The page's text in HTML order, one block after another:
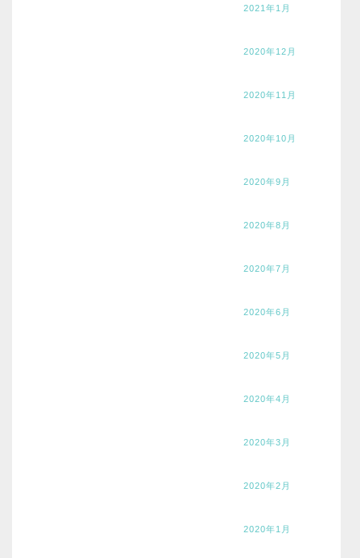
2021年1月
2020年12月
2020年11月
2020年10月
2020年9月
2020年8月
2020年7月
2020年6月
2020年5月
2020年4月
2020年3月
2020年2月
2020年1月